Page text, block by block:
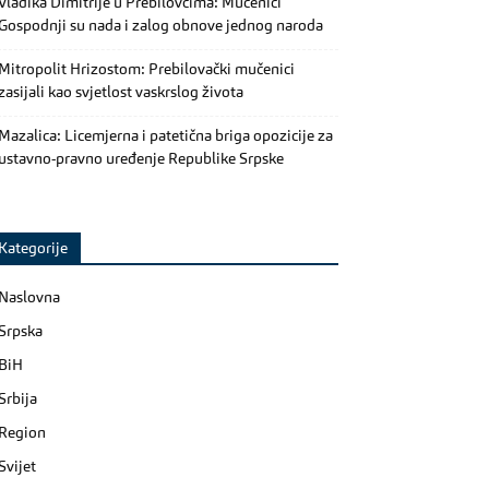
Dimitrije u Prebilovcima: Mučenici
su nada i zalog obnove jednog naroda
Hrizostom: Prebilovački mučenici
kao svjetlost vaskrslog života
Licemjerna i patetična briga opozicije za
pravno uređenje Republike Srpske